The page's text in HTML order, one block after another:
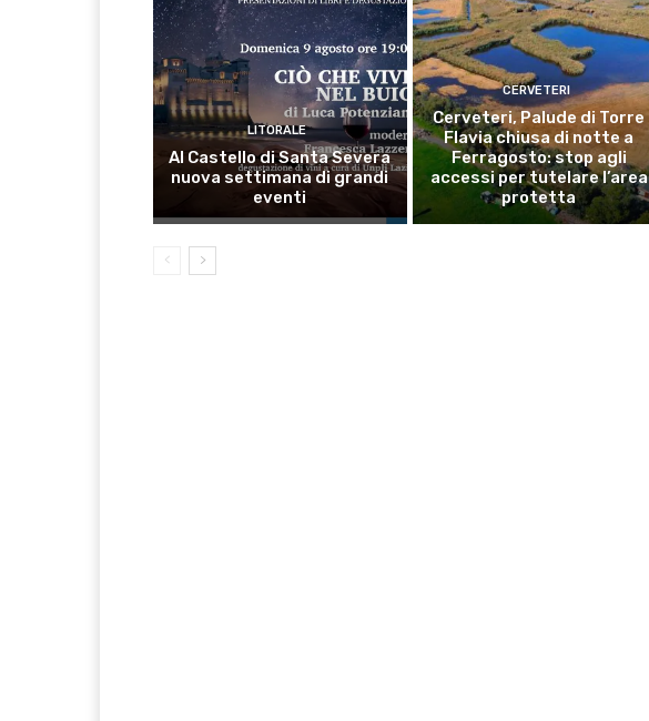
LITORALE
Al Castello di Santa Severa
nuova settimana di grandi
eventi
CERVETERI
Cerveteri, Palude di Torre
Flavia chiusa di notte a
Ferragosto: stop agli
accessi per tutelare l’area
protetta